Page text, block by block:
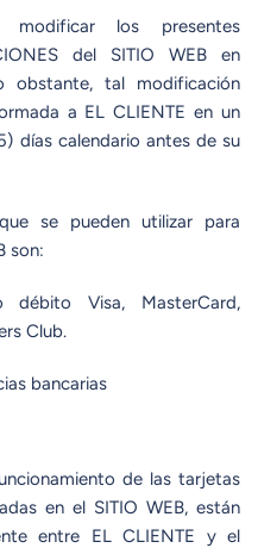
modificar los presentes
del SITIO WEB en
obstante, tal modificación
a EL CLIENTE en un
días calendario antes de su
se pueden utilizar para
son:
Visa, MasterCard,
Club.
bancarias
de las tarjetas
en el SITIO WEB, están
entre EL CLIENTE y el